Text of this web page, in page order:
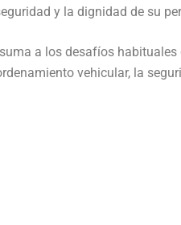
y la dignidad de su
a los desafíos
vehicular, la